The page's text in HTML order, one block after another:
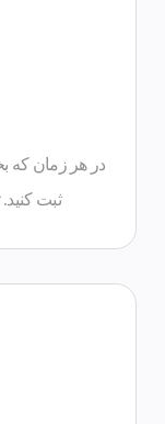
در هر زمان که
ثبت
در هر زمان که
ثبت